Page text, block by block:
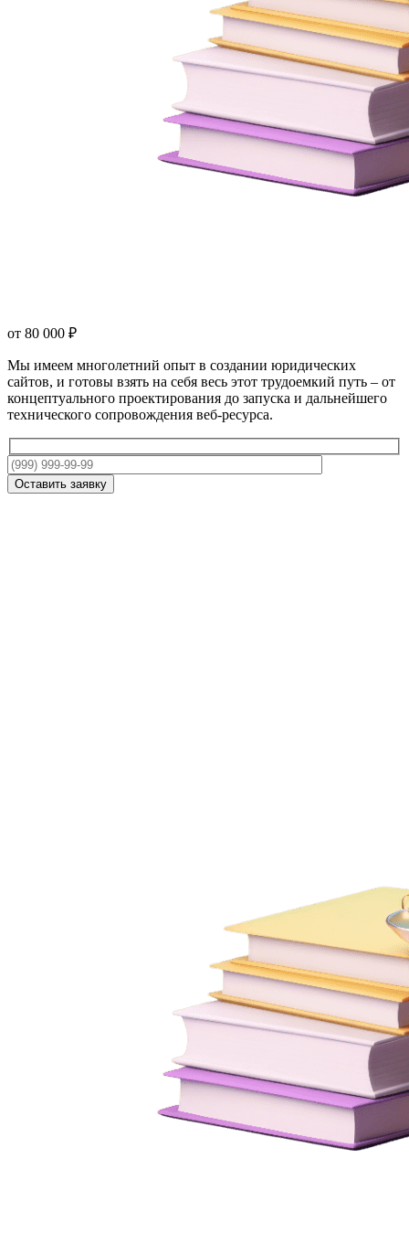
от 80 000 ₽
Мы имеем многолетний опыт в создании юридических
сайтов, и готовы взять на себя весь этот трудоемкий путь – от
концептуального проектирования до запуска и дальнейшего
технического сопровождения веб-ресурса.
Оставить заявку